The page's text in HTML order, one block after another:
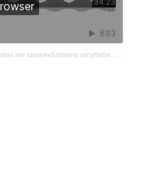
utnyttelse av ungdommen. Boken Fitte og Diesel